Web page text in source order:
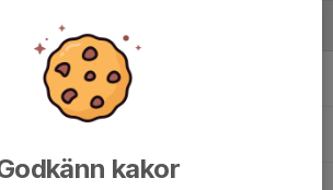
Huvudtränare
kakor